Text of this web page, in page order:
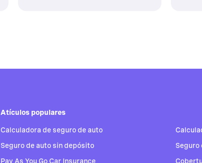
Atículos populares
Calculadora de seguro de auto
Seguro de auto sin depósito
Seguro
Pay As You Go Car Insurance